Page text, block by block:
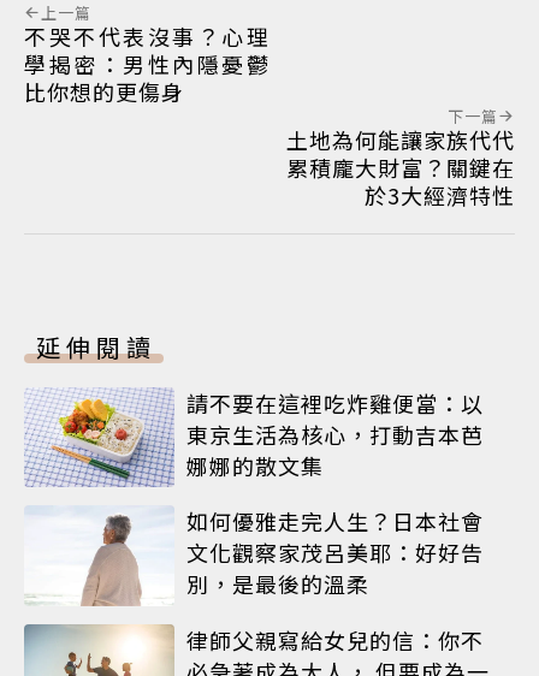
上一篇
不哭不代表沒事？心理
學揭密：男性內隱憂鬱
比你想的更傷身
下一篇
土地為何能讓家族代代
累積龐大財富？關鍵在
於3大經濟特性
延伸閱讀
請不要在這裡吃炸雞便當：以
東京生活為核心，打動吉本芭
娜娜的散文集
如何優雅走完人生？日本社會
文化觀察家茂呂美耶：好好告
別，是最後的溫柔
律師父親寫給女兒的信：你不